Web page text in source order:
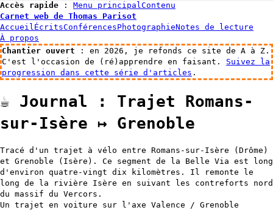
Accès rapide : Menu principalContenu
Carnet web de Thomas Parisot
AccueilÉcritsConférencesPhotographieNotes de lecture
À propos
Chantier ouvert : en 2026, je refonds ce site de A à Z.
C'est l'occasion de (ré)apprendre en faisant. Suivez la
progression dans cette série d'articles .
☕️ Journal : Trajet Romans-
sur-Isère ↦ Grenoble
Tracé d'un trajet à vélo entre Romans-sur-Isère (Drôme)
et Grenoble (Isère). Ce segment de la Belle Via est long
d'environ quatre-vingt dix kilomètres. Il remonte le
long de la rivière Isère en suivant les contreforts nord
du massif du Vercors.
Un trajet en voiture sur l'axe Valence / Grenoble